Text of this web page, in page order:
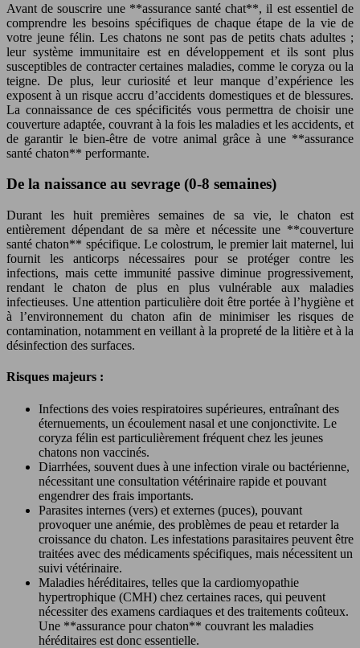
Avant de souscrire une **assurance santé chat**, il est essentiel de
comprendre les besoins spécifiques de chaque étape de la vie de
votre jeune félin. Les chatons ne sont pas de petits chats adultes ;
leur système immunitaire est en développement et ils sont plus
susceptibles de contracter certaines maladies, comme le coryza ou la
teigne. De plus, leur curiosité et leur manque d’expérience les
exposent à un risque accru d’accidents domestiques et de blessures.
La connaissance de ces spécificités vous permettra de choisir une
couverture adaptée, couvrant à la fois les maladies et les accidents, et
de garantir le bien-être de votre animal grâce à une **assurance
santé chaton** performante.
De la naissance au sevrage (0-8 semaines)
Durant les huit premières semaines de sa vie, le chaton est
entièrement dépendant de sa mère et nécessite une **couverture
santé chaton** spécifique. Le colostrum, le premier lait maternel, lui
fournit les anticorps nécessaires pour se protéger contre les
infections, mais cette immunité passive diminue progressivement,
rendant le chaton de plus en plus vulnérable aux maladies
infectieuses. Une attention particulière doit être portée à l’hygiène et
à l’environnement du chaton afin de minimiser les risques de
contamination, notamment en veillant à la propreté de la litière et à la
désinfection des surfaces.
Risques majeurs :
Infections des voies respiratoires supérieures, entraînant des
éternuements, un écoulement nasal et une conjonctivite. Le
coryza félin est particulièrement fréquent chez les jeunes
chatons non vaccinés.
Diarrhées, souvent dues à une infection virale ou bactérienne,
nécessitant une consultation vétérinaire rapide et pouvant
engendrer des frais importants.
Parasites internes (vers) et externes (puces), pouvant
provoquer une anémie, des problèmes de peau et retarder la
croissance du chaton. Les infestations parasitaires peuvent être
traitées avec des médicaments spécifiques, mais nécessitent un
suivi vétérinaire.
Maladies héréditaires, telles que la cardiomyopathie
hypertrophique (CMH) chez certaines races, qui peuvent
nécessiter des examens cardiaques et des traitements coûteux.
Une **assurance pour chaton** couvrant les maladies
héréditaires est donc essentielle.